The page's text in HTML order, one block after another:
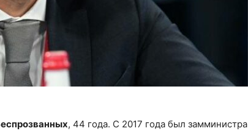
, 44 года. С 2017 года был замминистра